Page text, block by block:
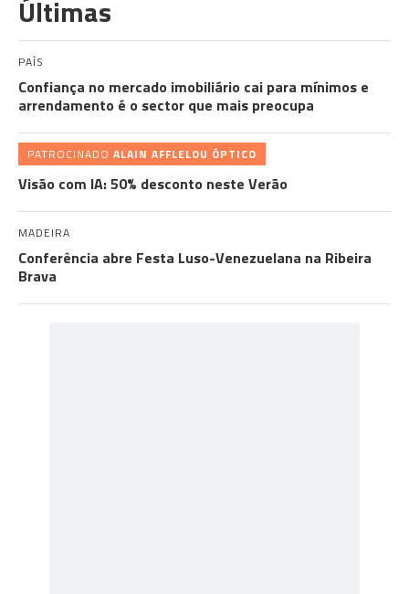
Últimas
PAÍS
Confiança no mercado imobiliário cai para mínimos e
arrendamento é o sector que mais preocupa
PATROCINADO ALAIN AFFLELOU ÓPTICO
Visão com IA: 50% desconto neste Verão
MADEIRA
Conferência abre Festa Luso-Venezuelana na Ribeira
Brava